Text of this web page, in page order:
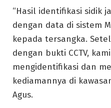
“Hasil identifikasi sidik
dengan data di sistem
kepada tersangka.
dengan bukti CCTV,
mengidentifikasi dan
kediamannya di
Agus.